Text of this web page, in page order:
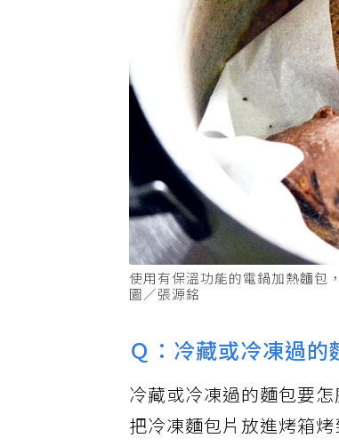
使用有保溫功能的電鍋加熱麵包
Ｑ：冷藏或冷凍過的
冷藏或冷凍過的麵包要